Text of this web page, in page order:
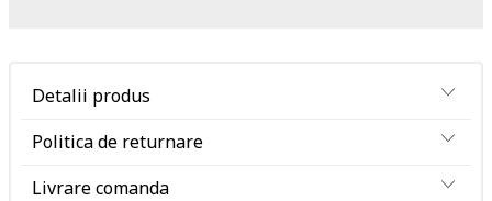
Detalii produs
Politica de returnare
Livrare comanda